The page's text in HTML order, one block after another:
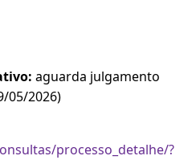
aguarda julgamento
05/2026)
processo_detalhe/?